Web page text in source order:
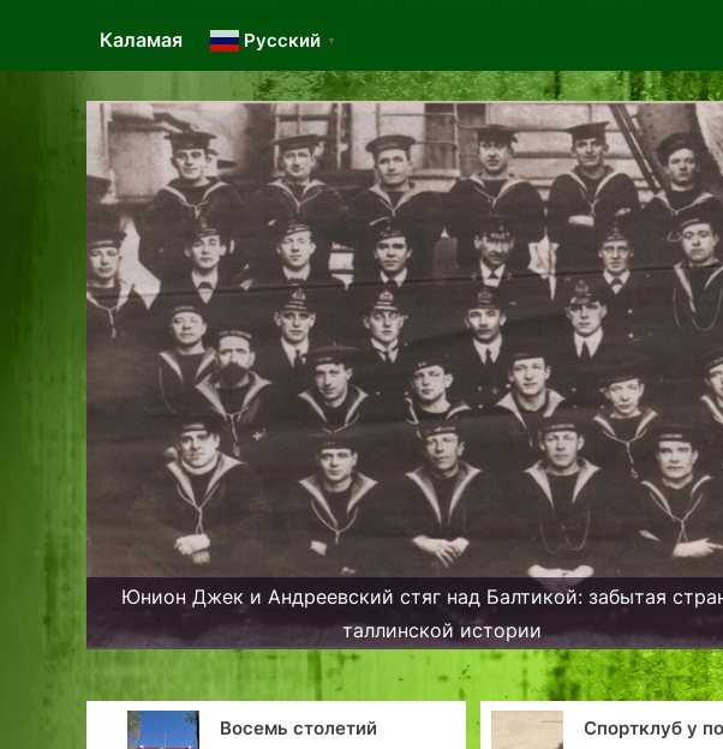
Каламая Русский ▼
Юнион Джек и Андреевский стяг над Балтикой: забытая
таллинской истории
столетий
Спортклуб у подножья